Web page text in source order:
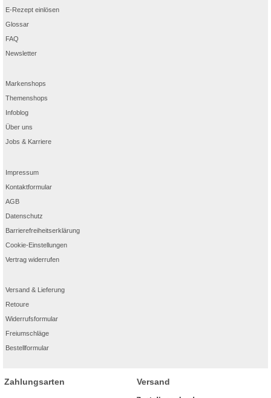
E-Rezept einlösen
Glossar
FAQ
Newsletter
Markenshops
Themenshops
Infoblog
Über uns
Jobs & Karriere
Impressum
Kontaktformular
AGB
Datenschutz
Barrierefreiheitserklärung
Cookie-Einstellungen
Vertrag widerrufen
Versand & Lieferung
Retoure
Widerrufsformular
Freiumschläge
Bestellformular
Zahlungsarten Versand